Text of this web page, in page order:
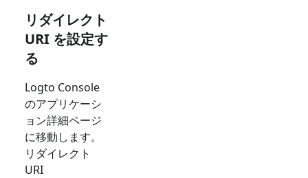
リダイレクト
URI を設定す
る
Logto Console
のアプリケーシ
ョン詳細ページ
に移動します。
リダイレクト
URI